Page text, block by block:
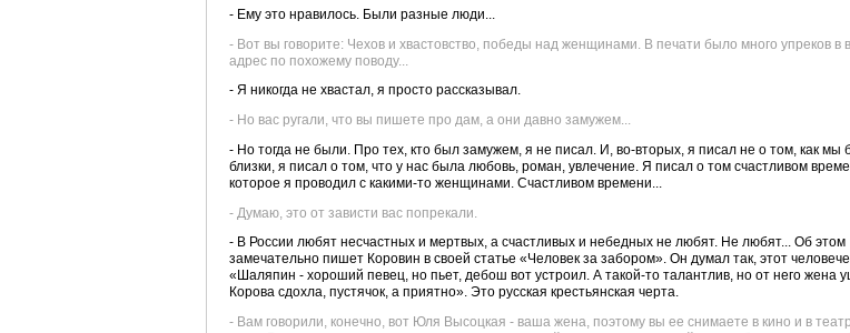
- Ему это нравилось. Были разные люди...
- Вот вы говорите: Чехов и хвастовство, победы над женщинами. В печати было много упреков в
адрес по похожему поводу...
- Я никогда не хвастал, я просто рассказывал.
- Но вас ругали, что вы пишете про дам, а они давно замужем...
- Но тогда не были. Про тех, кто был замужем, я не писал. И, во-вторых, я писал не о том, как мы
близки, я писал о том, что у нас была любовь, роман, увлечение. Я писал о том счастливом
которое я проводил с какими-то женщинами. Счастливом времени...
- Думаю, это от зависти вас попрекали.
- В России любят несчастных и мертвых, а счастливых и небедных не любят. Не любят... Об этом
замечательно пишет Коровин в своей статье «Человек за забором». Он думал так, этот
«Шаляпин - хороший певец, но пьет, дебош вот устроил. А такой-то талантлив, но от него жена
Корова сдохла, пустячок, а приятно». Это русская крестьянская черта.
- Вам говорили, конечно, вот Юля Высоцкая - ваша жена, поэтому вы ее снимаете в кино и в